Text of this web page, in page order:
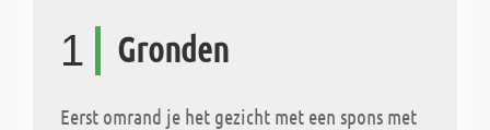
1 Gronden
Eerst omrand je het gezicht met een spons met